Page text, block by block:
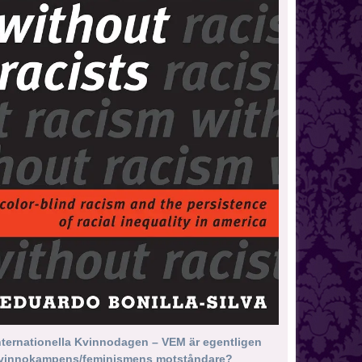
Kvinnodagen – VEM är egentligen
feminismens motståndare?